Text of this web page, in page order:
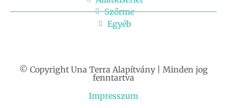
Szőrme
Egyéb
© Copyright Una Terra Alapítvány | Minden jog
fenntartva
Impresszum